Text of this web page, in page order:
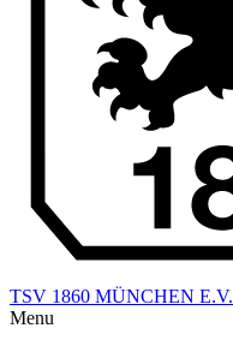
TSV 1860 MÜNCHEN E.V.
Menu